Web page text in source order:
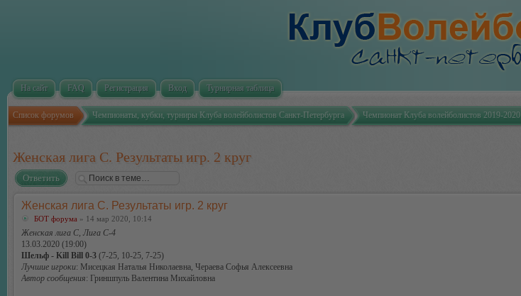
На сайт FAQ Регистрация Вход Турнирная таблица
Список форумов Чемпионаты, кубки, турниры Клуба волейболистов Санкт-Петербурга Чемпионат Клуба волейболистов 2019-2020
Женская лига С. Результаты игр. 2 круг
Ответить
Женская лига С. Результаты игр. 2 круг
БОТ форума » 14 мар 2020, 10:14
Женская лига С, Лига С-4
13.03.2020 (19:00)
Шельф - Kill Bill 0-3 (7-25, 10-25, 7-25)
Лучшие игроки: Мисецкая Наталья Николаевна, Чераева Софья Алексеевна
Автор сообщения: Гриншпуль Валентина Михайловна